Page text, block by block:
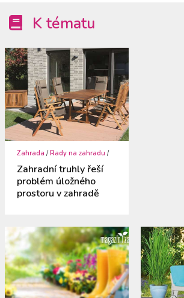
K tématu
Zahrada / Rady na zahradu /
Zahradní truhly řeší
problém úložného
prostoru v zahradě